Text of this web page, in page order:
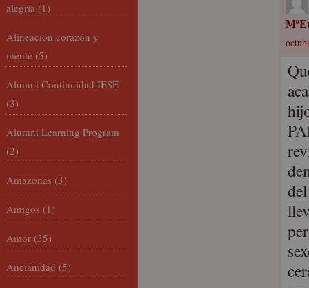
alegría (1)
Alineación corazón y
mente (5)
Alumni Continuidad IESE
(3)
Alumni Learning Program
(2)
Amazonas (3)
Amigos (1)
Amor (35)
Ancianidad (5)